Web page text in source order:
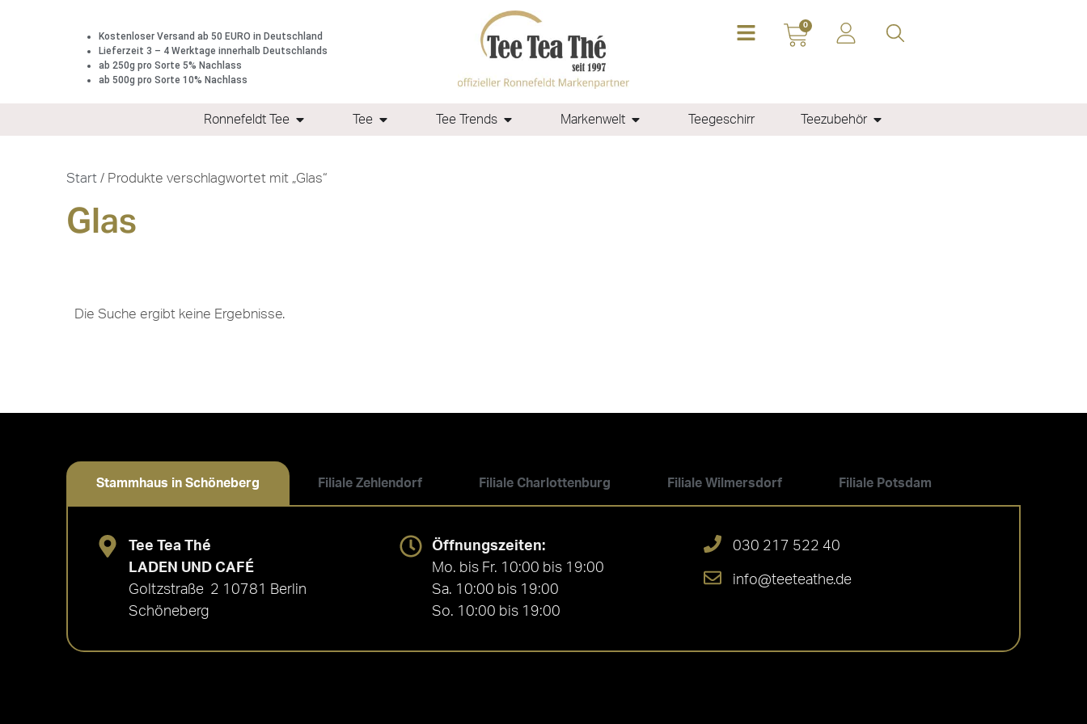
Kostenloser Versand ab 50 EURO in Deutschland
Lieferzeit 3 – 4 Werktage innerhalb Deutschlands
ab 250g pro Sorte 5% Nachlass
ab 500g pro Sorte 10% Nachlass
0
Ronnefeldt Tee Tee Tee Trends Markenwelt Teegeschirr Teezubehör
Start / Produkte verschlagwortet mit „Glas“
Glas
Die Suche ergibt keine Ergebnisse.
Stammhaus in Schöneberg Filiale Zehlendorf Filiale Charlottenburg Filiale Wilmersdorf Filiale Potsdam
Tee Tea Thé
LADEN UND CAFÉ
Goltzstraße 2 10781 Berlin
Schöneberg
Öffnungszeiten:
Mo. bis Fr. 10:00 bis 19:00
Sa. 10:00 bis 19:00
So. 10:00 bis 19:00
030 217 522 40
info@teeteathe.de